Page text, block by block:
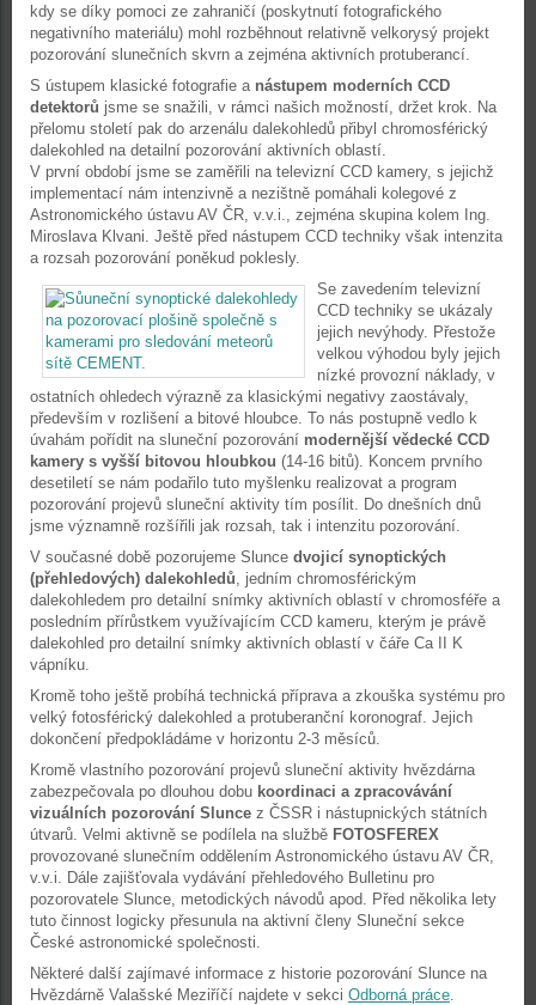
kdy se díky pomoci ze zahraničí (poskytnutí fotografického
negativního materiálu) mohl rozběhnout relativně velkorysý projekt
pozorování slunečních skvrn a zejména aktivních protuberancí.
S ústupem klasické fotografie a nástupem moderních CCD
detektorů jsme se snažili, v rámci našich možností, držet krok. Na
přelomu století pak do arzenálu dalekohledů přibyl chromosférický
dalekohled na detailní pozorování aktivních oblastí.
V první období jsme se zaměřili na televizní CCD kamery, s jejichž
implementací nám intenzivně a nezištně pomáhali kolegové z
Astronomického ústavu AV ČR, v.v.i., zejména skupina kolem Ing.
Miroslava Klvani. Ještě před nástupem CCD techniky však intenzita
a rozsah pozorování poněkud poklesly.
Se zavedením televizní
CCD techniky se ukázaly
jejich nevýhody. Přestože
velkou výhodou byly jejich
nízké provozní náklady, v
ostatních ohledech výrazně za klasickými negativy zaostávaly,
především v rozlišení a bitové hloubce. To nás postupně vedlo k
úvahám pořídit na sluneční pozorování modernější vědecké CCD
kamery s vyšší bitovou hloubkou (14-16 bitů). Koncem prvního
desetiletí se nám podařilo tuto myšlenku realizovat a program
pozorování projevů sluneční aktivity tím posílit. Do dnešních dnů
jsme významně rozšířili jak rozsah, tak i intenzitu pozorování.
V současné době pozorujeme Slunce dvojicí synoptických
(přehledových) dalekohledů, jedním chromosférickým
dalekohledem pro detailní snímky aktivních oblastí v chromosféře a
posledním přírůstkem využívajícím CCD kameru, kterým je právě
dalekohled pro detailní snímky aktivních oblastí v čáře Ca II K
vápníku.
Kromě toho ještě probíhá technická příprava a zkouška systému pro
velký fotosférický dalekohled a protuberanční koronograf. Jejich
dokončení předpokládáme v horizontu 2-3 měsíců.
Kromě vlastního pozorování projevů sluneční aktivity hvězdárna
zabezpečovala po dlouhou dobu koordinaci a zpracovávání
vizuálních pozorování Slunce z ČSSR i nástupnických státních
útvarů. Velmi aktivně se podílela na službě FOTOSFEREX
provozované slunečním oddělením Astronomického ústavu AV ČR,
v.v.i. Dále zajišťovala vydávání přehledového Bulletinu pro
pozorovatele Slunce, metodických návodů apod. Před několika lety
tuto činnost logicky přesunula na aktivní členy Sluneční sekce
České astronomické společnosti.
Některé další zajímavé informace z historie pozorování Slunce na
Hvězdárně Valašské Meziříčí najdete v sekci Odborná práce.